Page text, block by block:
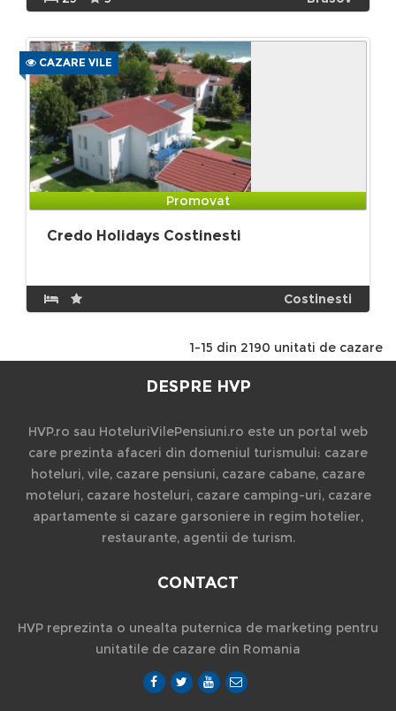
CAZARE VILE
Promovat
Credo Holidays Costinesti
Costinesti
1-15 din 2190 unitati de cazare
DESPRE HVP
HVP.ro sau HoteluriVilePensiuni.ro este un portal web
care prezinta afaceri din domeniul turismului: cazare
hoteluri, vile, cazare pensiuni, cazare cabane, cazare
moteluri, cazare hosteluri, cazare camping-uri, cazare
apartamente si cazare garsoniere in regim hotelier,
restaurante, agentii de turism.
CONTACT
HVP reprezinta o unealta puternica de marketing pentru
unitatile de cazare din Romania